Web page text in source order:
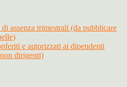
di assenza trimestrali (da pubblicare
e autorizzati ai dipendenti
dirigenti)